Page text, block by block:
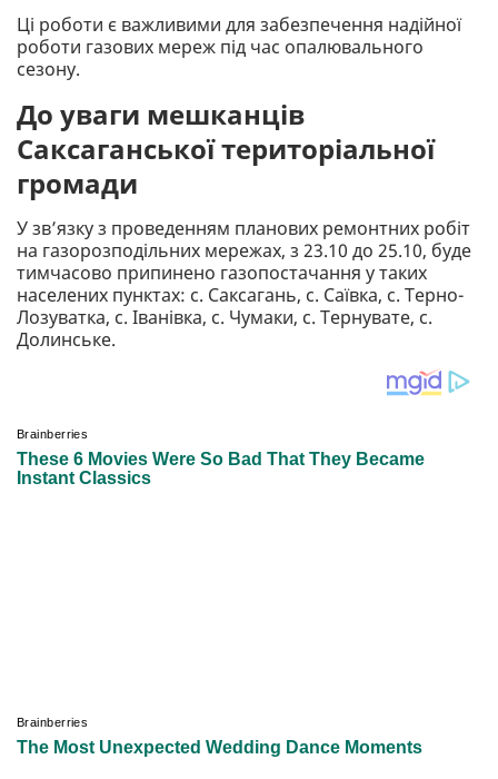
Ці роботи є важливими для забезпечення надійної
роботи газових мереж під час опалювального
сезону.
До уваги мешканців
Саксаганської територіальної
громади
У зв’язку з проведенням планових ремонтних робіт
на газорозподільних мережах, з 23.10 до 25.10, буде
тимчасово припинено газопостачання у таких
населених пунктах: с. Саксагань, с. Саївка, с. Терно-
Лозуватка, с. Іванівка, с. Чумаки, с. Тернувате, с.
Долинське.